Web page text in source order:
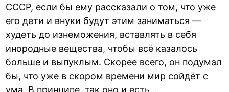
СССР, если бы ему рассказали о том, что уже
его дети и внуки будут этим заниматься —
худеть до изнеможения, вставлять в себя
инородные вещества, чтобы всё казалось
больше и выпуклым. Скорее всего, он подумал
бы, что уже в скором времени мир сойдёт с
ума. В принципе, так оно и есть…